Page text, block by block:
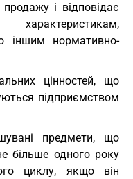
і відповідає
іншим нормативно-
цінностей, що
підприємством
предмети, що
більше одного року
циклу, якщо він